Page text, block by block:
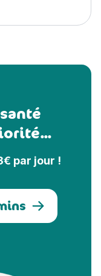
par jour !